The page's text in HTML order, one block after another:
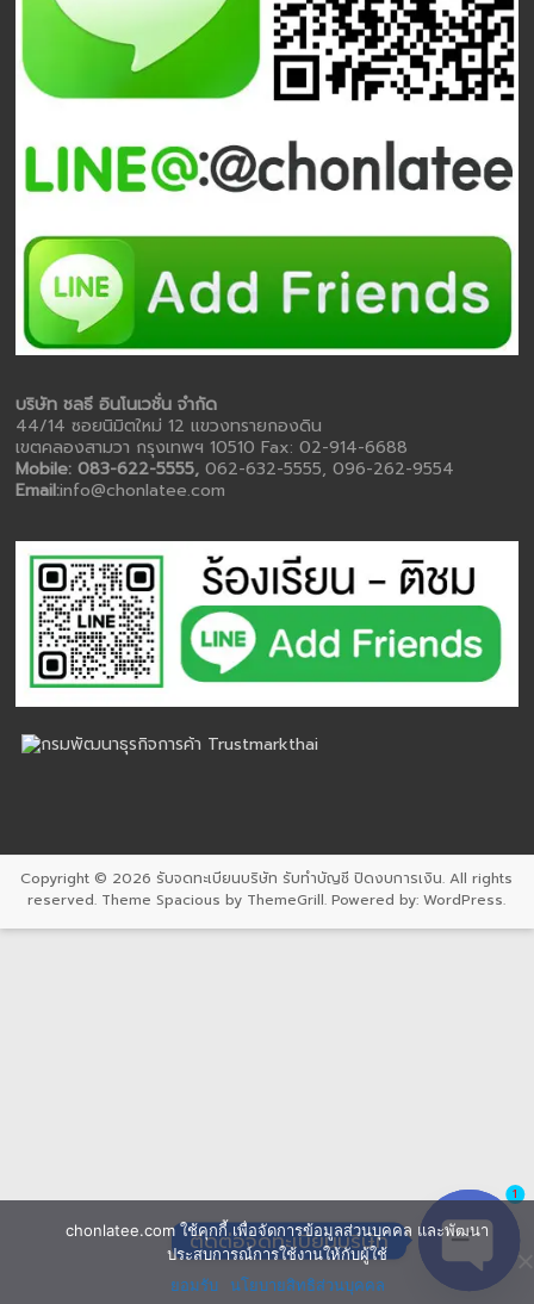
บริษัท ชลธี อินโนเวชั่น จำกัด
44/14 ซอยนิมิตใหม่ 12 แขวงทรายกองดิน
เขตคลองสามวา กรุงเทพฯ 10510 Fax: 02-914-6688
Mobile: 083-622-5555,062-632-5555, 096-262-9554
Email:info@chonlatee.com
Copyright © 2026 รับจดทะเบียนบริษัท รับทำบัญชี ปิดงบการเงิน. All rights
reserved. ThemeSpacious by ThemeGrill. Powered by:WordPress.
chonlatee.com ใช้คุกกี้ เพื่อจัดการข้อมูลส่วนบุคคล และพัฒนา
ประสบการณ์การใช้งานให้กับผู้ใช้
ยอมรับ
นโยบายสิทธิส่วนบุคคล
ติดต่อจดทะเบียนบริษัท
1